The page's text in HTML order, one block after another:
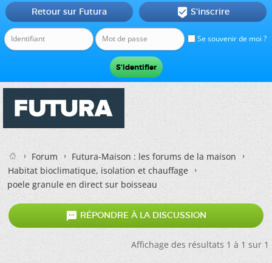
Se souvenir de moi ?
Retour sur Futura  S'inscrire
Forum
Futura-Maison : les forums de la maison
Habitat bioclimatique, isolation et chauffage
poele granule en direct sur boisseau
 RÉPONDRE À LA DISCUSSION
Affichage des résultats 1 à 1 sur 1